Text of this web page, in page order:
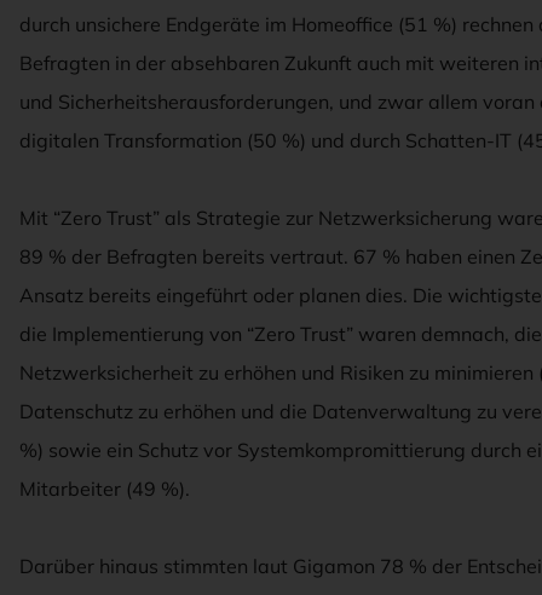
durch unsichere Endgeräte im Homeoffice (51 %) rechnen
Befragten in der absehbaren Zukunft auch mit weiteren
und Sicherheitsherausforderungen, und zwar allem
digitalen Transformation (50 %) und durch Schatten-IT
Mit “Zero Trust” als Strategie zur Netzwerksicherung
89 % der Befragten bereits vertraut. 67 % haben einen
Ansatz bereits eingeführt oder planen dies. Die
die Implementierung von “Zero Trust” waren demnach, die
Netzwerksicherheit zu erhöhen und Risiken zu minimieren
Datenschutz zu erhöhen und die Datenverwaltung zu
%) sowie ein Schutz vor Systemkompromittierung durch
Mitarbeiter (49 %).
Darüber hinaus stimmten laut Gigamon 78 % der